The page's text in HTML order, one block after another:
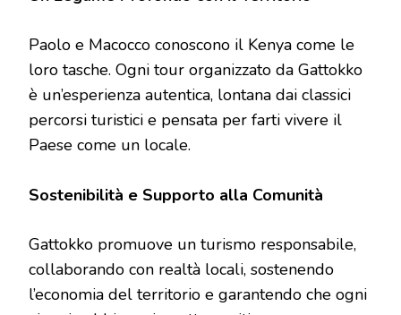
Paolo e Macocco conoscono il Kenya come le
loro tasche. Ogni tour organizzato da Gattokko
è un’esperienza autentica, lontana dai classici
percorsi turistici e pensata per farti vivere il
Paese come un locale.
Sostenibilità e Supporto alla Comunità
Gattokko promuove un turismo responsabile,
collaborando con realtà locali, sostenendo
l’economia del territorio e garantendo che ogni